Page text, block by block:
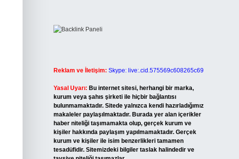
Reklam ve İletişim: Skype: live:.cid.575569c608265c69
Yasal Uyarı: Bu internet sitesi, herhangi bir marka,
kurum veya şahıs şirketi ile hiçbir bağlantısı
bulunmamaktadır. Sitede yalnızca kendi hazırladığımız
makaleler paylaşılmaktadır. Burada yer alan içerikler
haber niteliği taşımamakta olup, gerçek kurum ve
kişiler hakkında paylaşım yapılmamaktadır. Gerçek
kurum ve kişiler ile isim benzerlikleri tamamen
tesadüfidir. Sitemizdeki bilgiler taslak halindedir ve